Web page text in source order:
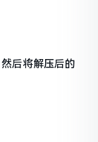
后将解压后的